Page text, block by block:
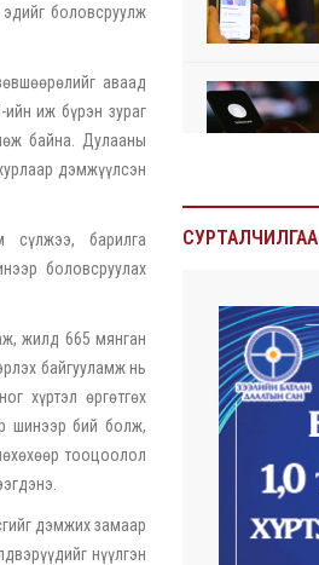
боловсруулж
аваад
иж бүрэн зураг
байна. Дулааны
дэмжүүлсэн
сүлжээ, барилга
боловсруулах
жилд 665 мянган
байгууламж нь
хүртэл өргөтгөх
шинээр бий болж,
тооцоолол
дэмжих замаар
нүүлгэн
СУРТАЛЧИЛГАА